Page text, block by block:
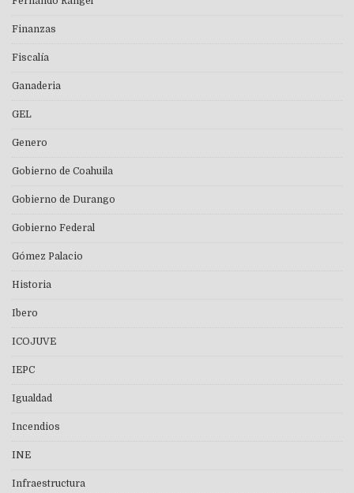
Finanzas
Fiscalía
Ganaderia
GEL
Genero
Gobierno de Coahuila
Gobierno de Durango
Gobierno Federal
Gómez Palacio
Historia
Ibero
ICOJUVE
IEPC
Igualdad
Incendios
INE
Infraestructura